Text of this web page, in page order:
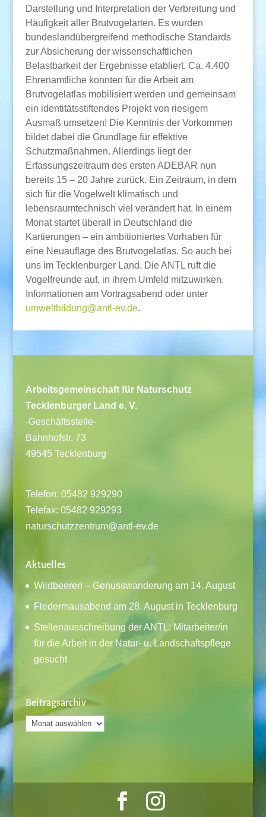
Darstellung und Interpretation der Verbreitung und
Häufigkeit aller Brutvogelarten. Es wurden
bundeslandübergreifend methodische Standards
zur Absicherung der wissenschaftlichen
Belastbarkeit der Ergebnisse etabliert. Ca. 4.400
Ehrenamtliche konnten für die Arbeit am
Brutvogelatlas mobilisiert werden und gemeinsam
ein identitätsstiftendes Projekt von riesigem
Ausmaß umsetzen! Die Kenntnis der Vorkommen
bildet dabei die Grundlage für effektive
Schutzmaßnahmen. Allerdings liegt der
Erfassungszeitraum des ersten ADEBAR nun
bereits 15 – 20 Jahre zurück. Ein Zeitraum, in dem
sich für die Vogelwelt klimatisch und
lebensraumtechnisch viel verändert hat. In einem
Monat startet überall in Deutschland die
Kartierungen – ein ambitioniertes Vorhaben für
eine Neuauflage des Brutvogelatlas. So auch bei
uns im Tecklenburger Land. Die ANTL ruft die
Vogelfreunde auf, in ihrem Umfeld mitzuwirken.
Informationen am Vortragsabend oder unter
umweltbildung@antl-ev.de.
Arbeitsgemeinschaft für Naturschutz
Tecklenburger Land e. V.
-Geschäftsstelle-
Bahnhofstr. 73
49545 Tecklenburg
Telefon: 05482 929290
Telefax: 05482 929293
naturschutzzentrum@antl-ev.de
Aktuelles
Wildbeeren – Genusswanderung am 14. August
Fledermausabend am 28. August in Tecklenburg
Stellenausschreibung der ANTL: Mitarbeiter/in
für die Arbeit in der Natur- u. Landschaftspflege
gesucht
Beitragsarchiv
Beitragsarchiv